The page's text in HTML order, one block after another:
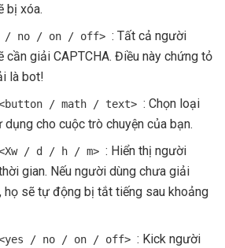
bị xóa.
/ no / on / off> : Tất cả người
cần giải CAPTCHA. Điều này chứng tỏ
là bot!
<button / math / text> : Chọn loại
dụng cho cuộc trò chuyện của bạn.
/ d / h / m> : Hiển thị người
gian. Nếu người dùng chưa giải
họ sẽ tự động bị tắt tiếng sau khoảng
/ no / on / off> : Kick người